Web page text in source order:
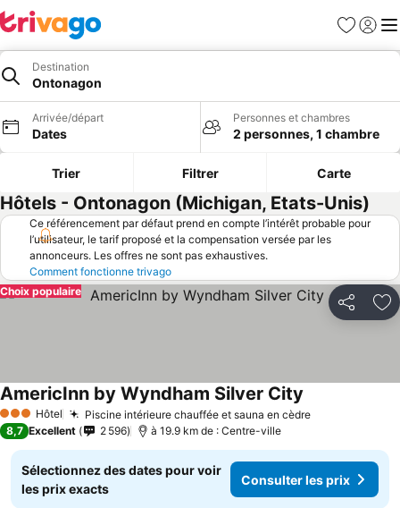
Favoris
Se
Destination
Ontonagon
Arrivée/départ
Dates
Personnes et chambres
2 personnes, 1 chambre
Trier Filtrer Carte
Hôtels - Ontonagon (Michigan, Etats-Unis)
Ce référencement par défaut prend en compte l’intérêt probable pour
l’utilisateur, le tarif proposé et la compensation versée par les
annonceurs. Les offres ne sont pas exhaustives.
Comment fonctionne trivago
Partager
Choix populaire
3 ÉtoilesHôtel Piscine intérieure chauffée et sauna en cèdre
AmericInn by Wyndham Silver City
8,7 Excellent 2 596 à 19.9 km de : Centre-ville
Sélectionnez des dates pour voir
les prix exacts
Consulter les prix